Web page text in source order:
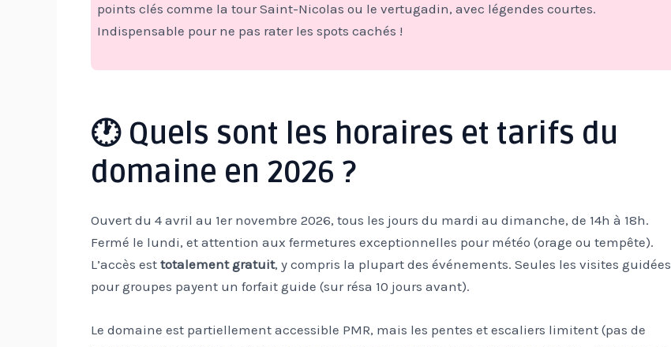
points clés comme la tour Saint-Nicolas ou le vertugadin, avec légendes courtes.
Indispensable pour ne pas rater les spots cachés !
🕐 Quels sont les horaires et tarifs du
domaine en 2026 ?
Ouvert du 4 avril au 1er novembre 2026, tous les jours du mardi au dimanche, de 14h à 18h.
Fermé le lundi, et attention aux fermetures exceptionnelles pour météo (orage ou tempête).
L’accès est totalement gratuit, y compris la plupart des événements. Seules les visites guidées
pour groupes payent un forfait guide (sur résa 10 jours avant).
Le domaine est partiellement accessible PMR, mais les pentes et escaliers limitent (pas de